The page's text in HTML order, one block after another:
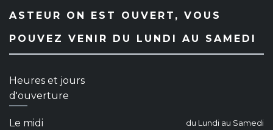
ASTEUR ON EST OUVERT, VOUS
POUVEZ VENIR DU LUNDI AU SAMEDI
Heures et jours
d'ouverture
Le midi du Lundi au Samedi